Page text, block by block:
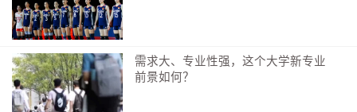
需求大、专业性强，这个大学新专业
前景如何？